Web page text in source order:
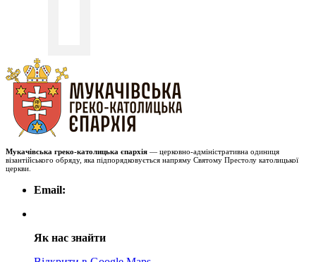
Мукачівська греко-католицька єпархія — церковно-адміністративна одиниця
візантійського обряду, яка підпорядковується напряму Святому Престолу католицької
церкви.
Email:
Як нас знайти